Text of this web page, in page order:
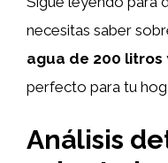
necesitas saber
agua de 200 litros
perfecto para tu
Análisis